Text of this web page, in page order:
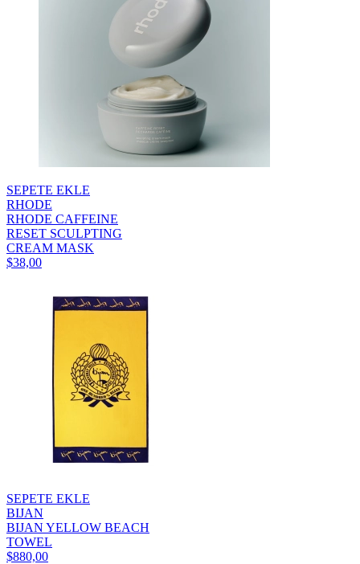
SEPETE EKLE
RHODE
RHODE CAFFEINE
RESET SCULPTING
CREAM MASK
$38,00
SEPETE EKLE
BIJAN
BIJAN YELLOW BEACH
TOWEL
$880,00